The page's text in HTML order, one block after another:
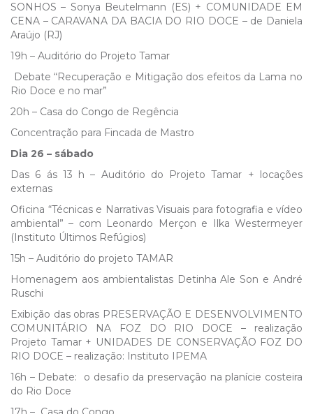
SONHOS – Sonya Beutelmann (ES) + COMUNIDADE EM
CENA – CARAVANA DA BACIA DO RIO DOCE – de Daniela
Araújo (RJ)
19h – Auditório do Projeto Tamar
Debate “Recuperação e Mitigação dos efeitos da Lama no
Rio Doce e no mar”
20h – Casa do Congo de Regência
Concentração para Fincada de Mastro
Dia 26 – sábado
Das 6 ás 13 h – Auditório do Projeto Tamar + locações
externas
Oficina “Técnicas e Narrativas Visuais para fotografia e vídeo
ambiental” – com Leonardo Merçon e Ilka Westermeyer
(Instituto Últimos Refúgios)
15h – Auditório do projeto TAMAR
Homenagem aos ambientalistas Detinha Ale Son e André
Ruschi
Exibição das obras PRESERVAÇÃO E DESENVOLVIMENTO
COMUNITÁRIO NA FOZ DO RIO DOCE – realização
Projeto Tamar + UNIDADES DE CONSERVAÇÃO FOZ DO
RIO DOCE – realização: Instituto IPEMA
16h – Debate: o desafio da preservação na planície costeira
do Rio Doce